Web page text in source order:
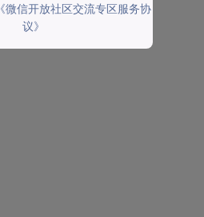
《微信开放社区交流专区服务协
议》